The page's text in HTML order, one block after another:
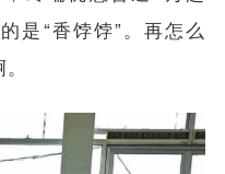
终端优惠普遍8万起
是“香饽饽”。再怎么